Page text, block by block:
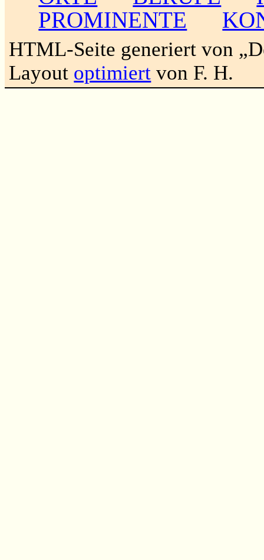
PROMINENTE
HTML-Seite generiert von
Layout optimiert von F. H.